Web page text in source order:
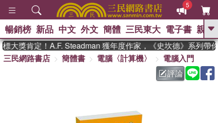
5
GO
熱搜： 東野圭吾 、 高希均教授回憶錄
父親節 、 花開錦
方念華 、 台灣的
臺灣漫遊錄
暢銷榜 新品 中文 外文 簡體 三民東大 電子書 親子
大獎肯定！A.F. Steadman 獲年度作家，《史坎德》系列帶你
三民網路書店
簡體書 電腦〈計算機〉
電腦入門
評論